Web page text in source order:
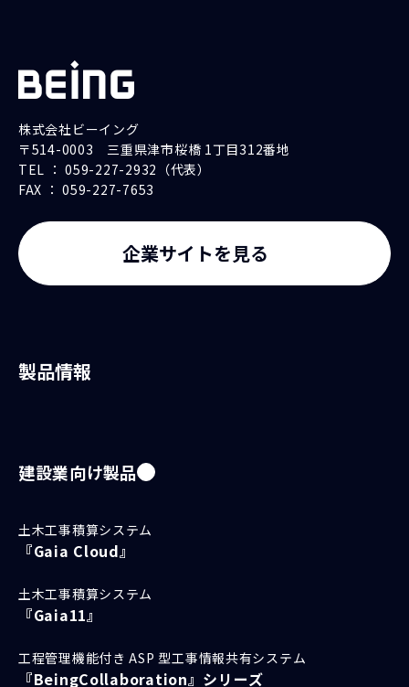
利用条件
ロゴ等の利用目的は、以下記
載の場合に限ります。利用目
的以外の用途に供さないでく
ださい。
ビーイング製品やサービ
ロゴ等の利用にあたっては、
名がビーイングの登録商標ま
たは商標であり、その著作権
を明記してください。
ーイングが提供するロゴデー
製品情報
建設業向け製品
土木工事積算システム
『Gaia Cloud』
土木工事積算システム
『Gaia11』
工程管理機能付き ASP 型工事情報共有システム
『BeingCollaboration』シリーズ
株式会社ビーイング
〒514-0003 三重県津市桜橋 1丁目312番地
TEL ： 059-227-2932（代表）
FAX ： 059-227-7653
企業サイトを見る